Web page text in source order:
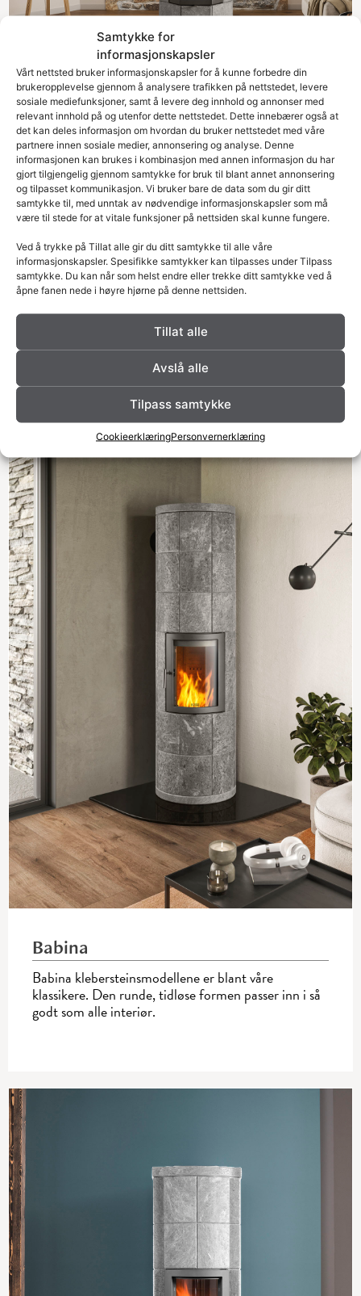
Samtykke for
informasjonskapsler
Vårt nettsted bruker informasjonskapsler for å kunne forbedre din
brukeropplevelse gjennom å analysere trafikken på nettstedet, levere
sosiale mediefunksjoner, samt å levere deg innhold og annonser med
relevant innhold på og utenfor dette nettstedet. Dette innebærer også at
det kan deles informasjon om hvordan du bruker nettstedet med våre
partnere innen sosiale medier, annonsering og analyse. Denne
informasjonen kan brukes i kombinasjon med annen informasjon du har
gjort tilgjengelig gjennom samtykke for bruk til blant annet annonsering
og tilpasset kommunikasjon. Vi bruker bare de data som du gir ditt
samtykke til, med unntak av nødvendige informasjonskapsler som må
være til stede for at vitale funksjoner på nettsiden skal kunne fungere.
Ved å trykke på Tillat alle gir du ditt samtykke til alle våre
informasjonskapsler. Spesifikke samtykker kan tilpasses under Tilpass
samtykke. Du kan når som helst endre eller trekke ditt samtykke ved å
åpne fanen nede i høyre hjørne på denne nettsiden.
Tillat alle
Avslå alle
Tilpass samtykke
CookieerklæringPersonvernerklæring
Octo
Octo-ovnene er blant våre klassikere. Sammen med
Babina ble grunnmodellen av Octo designet av
Björn Hultén på 80-tallet.
Babina
Babina klebersteinsmodellene er blant våre
klassikere. Den runde, tidløse formen passer inn i så
godt som alle interiør.